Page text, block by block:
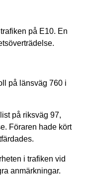
på E10. En
på länsväg 760 i
på riksväg 97,
Föraren hade kört
i trafiken vid
anmärkningar.